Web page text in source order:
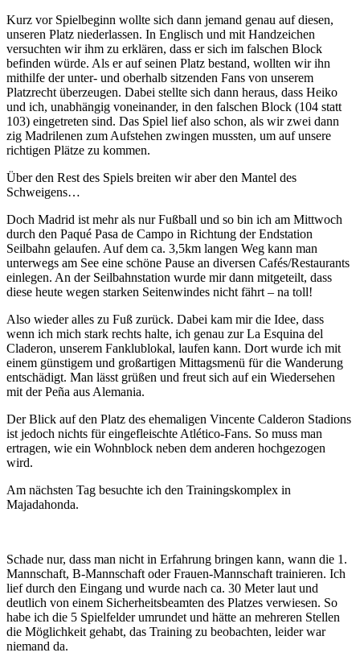
Kurz vor Spielbeginn wollte sich dann jemand genau auf diesen,
unseren Platz niederlassen. In Englisch und mit Handzeichen
versuchten wir ihm zu erklären, dass er sich im falschen Block
befinden würde. Als er auf seinen Platz bestand, wollten wir ihn
mithilfe der unter- und oberhalb sitzenden Fans von unserem
Platzrecht überzeugen. Dabei stellte sich dann heraus, dass Heiko
und ich, unabhängig voneinander, in den falschen Block (104 statt
103) eingetreten sind. Das Spiel lief also schon, als wir zwei dann
zig Madrilenen zum Aufstehen zwingen mussten, um auf unsere
richtigen Plätze zu kommen.
Über den Rest des Spiels breiten wir aber den Mantel des
Schweigens…
Doch Madrid ist mehr als nur Fußball und so bin ich am Mittwoch
durch den Paqué Pasa de Campo in Richtung der Endstation
Seilbahn gelaufen. Auf dem ca. 3,5km langen Weg kann man
unterwegs am See eine schöne Pause an diversen Cafés/Restaurants
einlegen. An der Seilbahnstation wurde mir dann mitgeteilt, dass
diese heute wegen starken Seitenwindes nicht fährt – na toll!
Also wieder alles zu Fuß zurück. Dabei kam mir die Idee, dass
wenn ich mich stark rechts halte, ich genau zur La Esquina del
Claderon, unserem Fanklublokal, laufen kann. Dort wurde ich mit
einem günstigem und großartigen Mittagsmenü für die Wanderung
entschädigt. Man lässt grüßen und freut sich auf ein Wiedersehen
mit der Peña aus Alemania.
Der Blick auf den Platz des ehemaligen Vincente Calderon Stadions
ist jedoch nichts für eingefleischte Atlético-Fans. So muss man
ertragen, wie ein Wohnblock neben dem anderen hochgezogen
wird.
Am nächsten Tag besuchte ich den Trainingskomplex in
Majadahonda.
Schade nur, dass man nicht in Erfahrung bringen kann, wann die 1.
Mannschaft, B-Mannschaft oder Frauen-Mannschaft trainieren. Ich
lief durch den Eingang und wurde nach ca. 30 Meter laut und
deutlich von einem Sicherheitsbeamten des Platzes verwiesen. So
habe ich die 5 Spielfelder umrundet und hätte an mehreren Stellen
die Möglichkeit gehabt, das Training zu beobachten, leider war
niemand da.